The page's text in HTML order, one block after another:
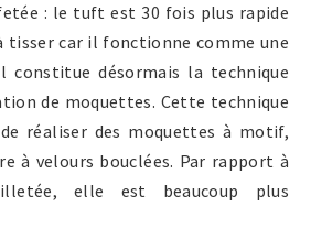
: le tuft est 30 fois plus rapide
tisser car il fonctionne comme une
constitue désormais la technique
de moquettes. Cette technique
réaliser des moquettes à motif,
à velours bouclées. Par rapport à
elle est beaucoup plus